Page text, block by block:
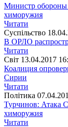
Министр обороны
химоружия
Читати
Суспiльство
В ОРЛО
Читати
Свiт 13.04.2017
Коалиция
Сирии
Читати
Полiтика
Турчинов: Атака
химоружия
Читати